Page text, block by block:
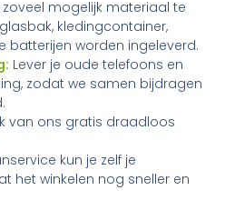
mogelijk materiaal te
kledingcontainer,
batterijen worden ingeleverd.
Lever je oude telefoons en
zodat we samen bijdragen
van ons gratis draadloos
kun je zelf je
het winkelen nog sneller en